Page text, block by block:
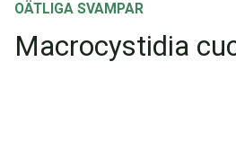
OÄTLIGA SVAMPAR
Macrocystidia